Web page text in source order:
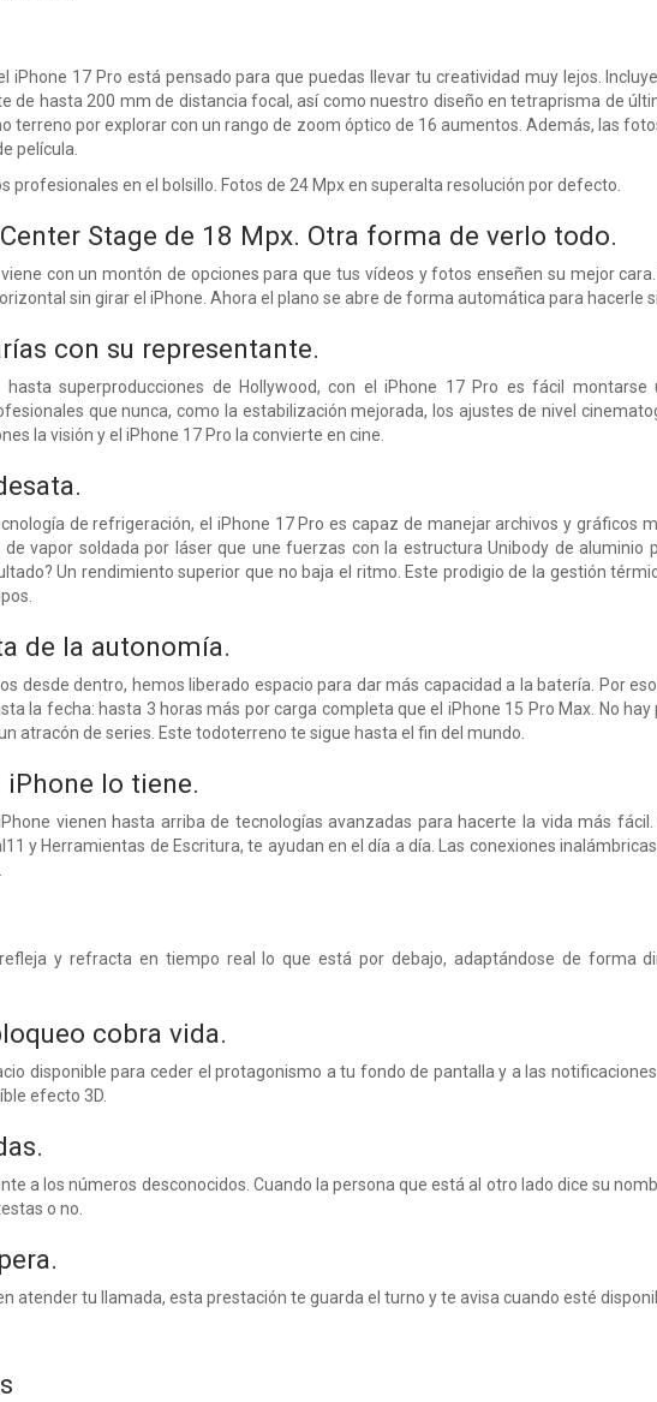
iPhone 17 Pro está pensado para que puedas llevar tu creatividad muy lejos.
de hasta 200 mm de distancia focal, así como nuestro diseño en tetraprisma de
terreno por explorar con un rango de zoom óptico de 16 aumentos. Además, las
película.
profesionales en el bolsillo. Fotos de 24 Mpx en superalta resolución por defecto.
Stage de 18 Mpx. Otra forma de verlo todo.
con un montón de opciones para que tus vídeos y fotos enseñen su mejor
sin girar el iPhone. Ahora el plano se abre de forma automática para hacerle
con su representante.
hasta superproducciones de Hollywood, con el iPhone 17 Pro es fácil
que nunca, como la estabilización mejorada, los ajustes de nivel
la visión y el iPhone 17 Pro la convierte en cine.
de refrigeración, el iPhone 17 Pro es capaz de manejar archivos y gráficos
vapor soldada por láser que une fuerzas con la estructura Unibody de aluminio
Un rendimiento superior que no baja el ritmo. Este prodigio de la gestión
de la autonomía.
desde dentro, hemos liberado espacio para dar más capacidad a la batería. Por
la fecha: hasta 3 horas más por carga completa que el iPhone 15 Pro Max. No
atracón de series. Este todoterreno te sigue hasta el fin del mundo.
iPhone lo tiene.
vienen hasta arriba de tecnologías avanzadas para hacerte la vida más
y Herramientas de Escritura, te ayudan en el día a día. Las conexiones inalámbricas
y refracta en tiempo real lo que está por debajo, adaptándose de forma
cobra vida.
disponible para ceder el protagonismo a tu fondo de pantalla y a las
efecto 3D.
a los números desconocidos. Cuando la persona que está al otro lado dice su
o no.
atender tu llamada, esta prestación te guarda el turno y te avisa cuando esté